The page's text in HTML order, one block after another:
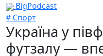
BigPodcast
# Спорт
Україна у
футзалу —